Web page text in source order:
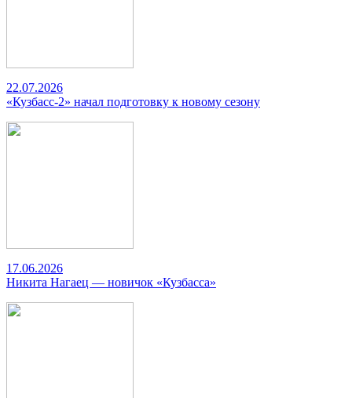
22.07.2026
«Кузбасс-2» начал подготовку к новому сезону
17.06.2026
Никита Нагаец — новичок «Кузбасса»